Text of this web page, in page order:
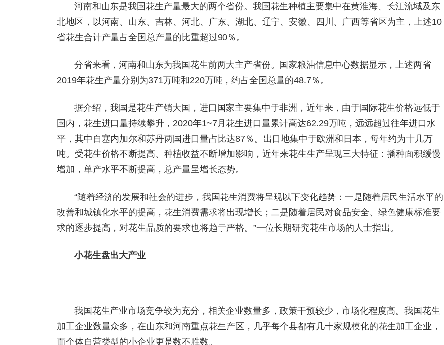
河南和山东是我国花生产量最大的两个省份。我国花生种植主要集中在黄淮海、长江流域及东
北地区，以河南、山东、吉林、河北、广东、湖北、辽宁、安徽、四川、广西等省区为主，上述10
省花生合计产量占全国总产量的比重超过90％。
分省来看，河南和山东为我国花生前两大主产省份。国家粮油信息中心数据显示，上述两省
2019年花生产量分别为371万吨和220万吨，约占全国总量的48.7％。
据介绍，我国是花生产销大国，进口国家主要集中于非洲，近年来，由于国际花生价格远低于
国内，花生进口量持续攀升，2020年1~7月花生进口量累计高达62.29万吨，远远超过往年进口水
平，其中自塞内加尔和苏丹两国进口量占比达87％。出口地集中于欧洲和日本，每年约为十几万
吨。受花生价格不断提高、种植收益不断增加影响，近年来花生生产呈现三大特征：播种面积缓慢
增加，单产水平不断提高，总产量呈增长态势。
“随着经济的发展和社会的进步，我国花生消费将呈现以下变化趋势：一是随着居民生活水平的
改善和城镇化水平的提高，花生消费需求将出现增长；二是随着居民对食品安全、绿色健康标准要
求的逐步提高，对花生品质的要求也将趋于严格。”一位长期研究花生市场的人士指出。
小花生盘出大产业
我国花生产业市场竞争较为充分，相关企业数量多，政策干预较少，市场化程度高。我国花生
加工企业数量众多，在山东和河南重点花生产区，几乎每个县都有几十家规模化的花生加工企业，
而个体自营类型的小企业更是数不胜数。